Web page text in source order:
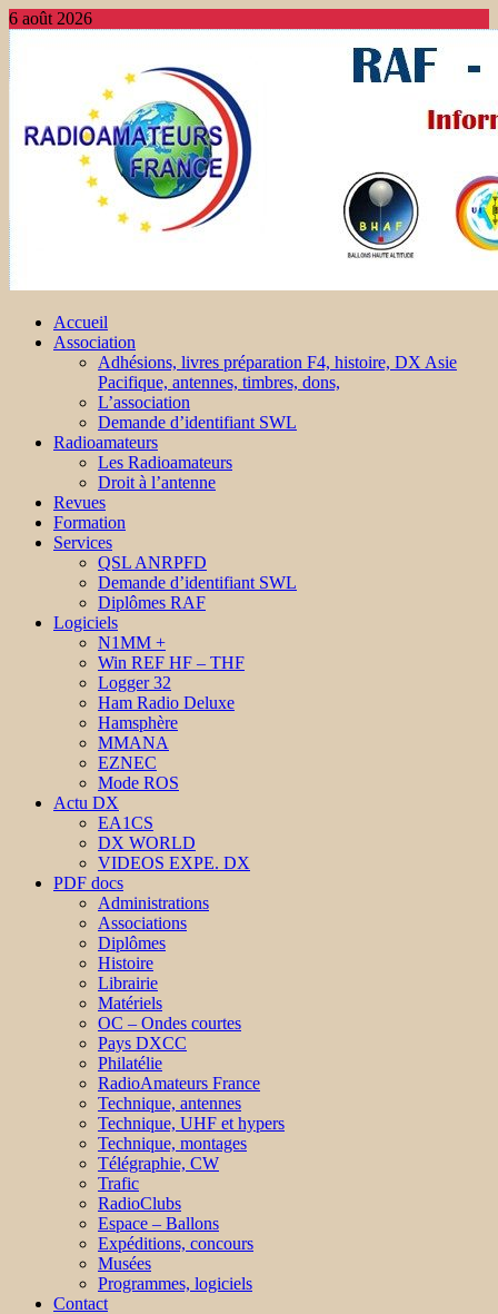
6 août 2026
Accueil
Association
Adhésions, livres préparation F4, histoire, DX Asie
Pacifique, antennes, timbres, dons,
L’association
Demande d’identifiant SWL
Radioamateurs
Les Radioamateurs
Droit à l’antenne
Revues
Formation
Services
QSL ANRPFD
Demande d’identifiant SWL
Diplômes RAF
Logiciels
N1MM +
Win REF HF – THF
Logger 32
Ham Radio Deluxe
Hamsphère
MMANA
EZNEC
Mode ROS
Actu DX
EA1CS
DX WORLD
VIDEOS EXPE. DX
PDF docs
Administrations
Associations
Diplômes
Histoire
Librairie
Matériels
OC – Ondes courtes
Pays DXCC
Philatélie
RadioAmateurs France
Technique, antennes
Technique, UHF et hypers
Technique, montages
Télégraphie, CW
Trafic
RadioClubs
Espace – Ballons
Expéditions, concours
Musées
Programmes, logiciels
Contact